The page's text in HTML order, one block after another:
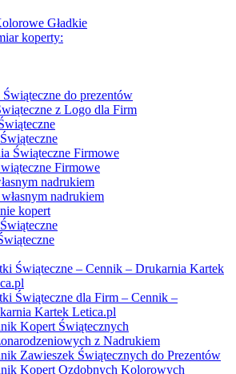
Gładkie
koperty:
do prezentów
z Logo dla Firm
Świąteczne Firmowe
Firmowe
nadrukiem
nadrukiem
kopert
Świąteczne – Cennik – Drukarnia Kartek
Świąteczne dla Firm – Cennik –
Kartek Letica.pl
Kopert Świątecznych
z Nadrukiem
Zawieszek Świątecznych do Prezentów
Kopert Ozdobnych Kolorowych